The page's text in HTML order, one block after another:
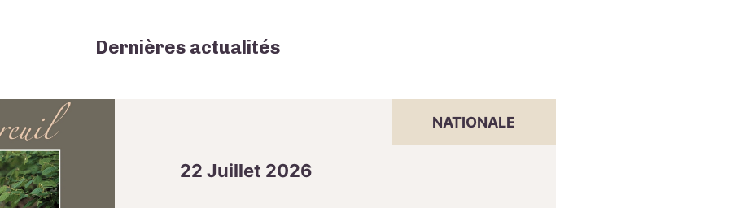
Dernières actualités
NATIONALE
22 Juillet 2026